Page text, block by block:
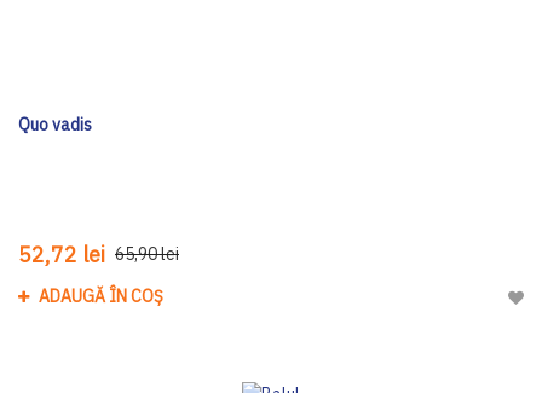
Quo vadis
52,72 lei 65,90 lei
ADAUGĂ ÎN COȘ